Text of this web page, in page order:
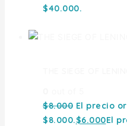
$40.000.
$8.000 El precio
$8.000.$6.000El